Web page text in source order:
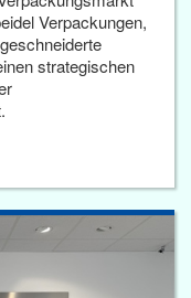
Verpackungen,
strategischen